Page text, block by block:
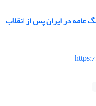
در ایران پس از انقلاب